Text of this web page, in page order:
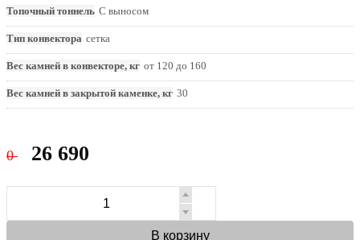
Топочный тоннель С выносом
Тип конвектора сетка
Вес камней в конвекторе, кг от 120 до 160
Вес камней в закрытой каменке, кг 30
0 26 690
В корзину